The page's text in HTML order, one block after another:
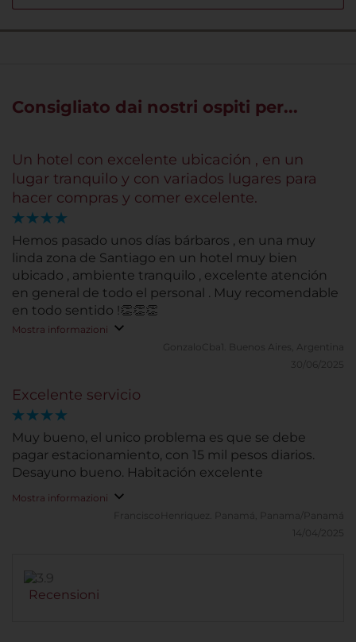
Consigliato dai nostri ospiti per...
Un hotel con excelente ubicación , en un
lugar tranquilo y con variados lugares para
hacer compras y comer excelente.
Hemos pasado unos días bárbaros , en una muy
linda zona de Santiago en un hotel muy bien
ubicado , ambiente tranquilo , excelente atención
en general de todo el personal . Muy recomendable
en todo sentido !👏👏👏
Mostra informazioni
GonzaloCba1.
Buenos Aires, Argentina
30/06/2025
Excelente servicio
Muy bueno, el unico problema es que se debe
pagar estacionamiento, con 15 mil pesos diarios.
Desayuno bueno. Habitación excelente
Mostra informazioni
FranciscoHenriquez.
Panamá, Panama/Panamá
14/04/2025
Recensioni